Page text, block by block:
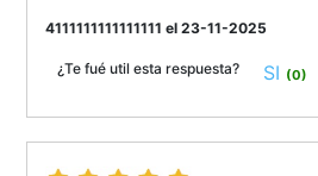
4111111111111111 el 23-11-2025
¿Te fué util esta respuesta? SI (0)